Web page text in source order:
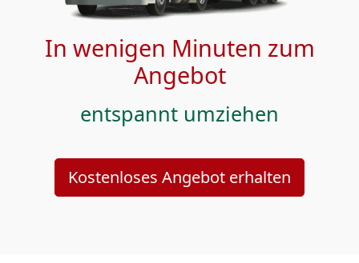
In wenigen Minuten zum
Angebot
entspannt umziehen
Kostenloses Angebot erhalten